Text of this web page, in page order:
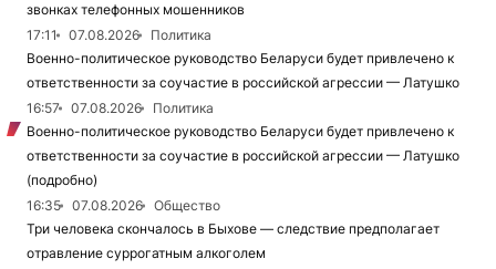
звонках телефонных мошенников
17:11
07.08.2026
Политика
Военно-политическое руководство Беларуси будет привлечено к
ответственности за соучастие в российской агрессии — Латушко
16:57
07.08.2026
Политика
Военно-политическое руководство Беларуси будет привлечено к
ответственности за соучастие в российской агрессии — Латушко
(подробно)
16:35
07.08.2026
Общество
Три человека скончалось в Быхове — следствие предполагает
отравление суррогатным алкоголем